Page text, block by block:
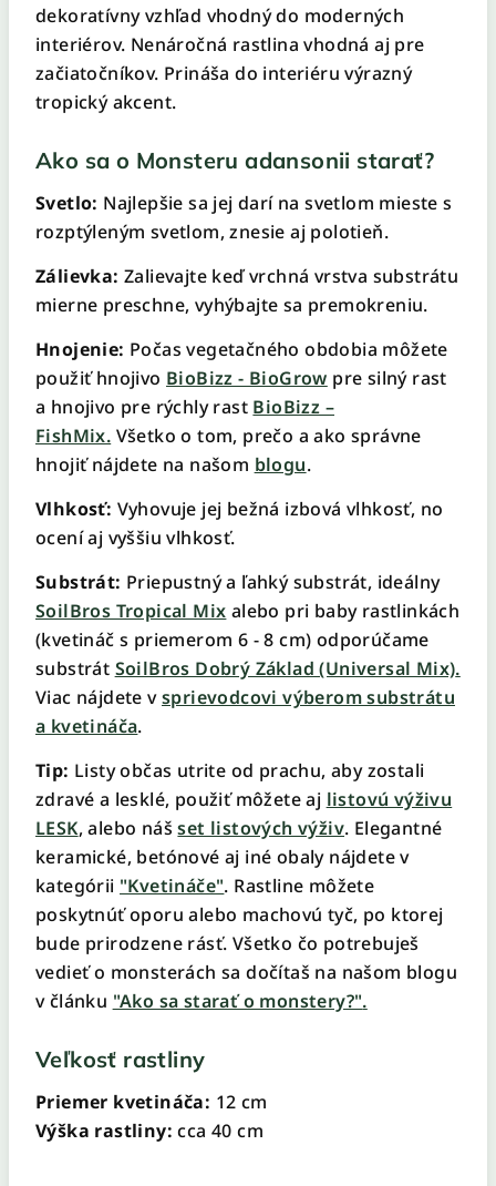
dekoratívny vzhľad vhodný do moderných
interiérov. Nenáročná rastlina vhodná aj pre
začiatočníkov. Prináša do interiéru výrazný
tropický akcent.
Ako sa o Monsteru adansonii starať?
Svetlo: Najlepšie sa jej darí na svetlom mieste s
rozptýleným svetlom, znesie aj polotieň.
Zálievka: Zalievajte keď vrchná vrstva substrátu
mierne preschne, vyhýbajte sa premokreniu.
Hnojenie: Počas vegetačného obdobia môžete
použiť hnojivo BioBizz - BioGrow pre silný rast
a hnojivo pre rýchly rast BioBizz –
FishMix. Všetko o tom, prečo a ako správne
hnojiť nájdete na našom blogu.
Vlhkosť: Vyhovuje jej bežná izbová vlhkosť, no
ocení aj vyššiu vlhkosť.
Substrát: Priepustný a ľahký substrát, ideálny
SoilBros Tropical Mix alebo pri baby rastlinkách
(kvetináč s priemerom 6 - 8 cm) odporúčame
substrát SoilBros Dobrý Základ (Universal Mix).
Viac nájdete vsprievodcovi výberom substrátu
a kvetináča.
Tip: Listy občas utrite od prachu, aby zostali
zdravé a lesklé, použiť môžete aj listovú výživu
LESK, alebo nášset listových výživ. Elegantné
keramické, betónové aj iné obaly nájdete v
kategórii "Kvetináče". Rastline môžete
poskytnúť oporu alebo machovú tyč, po ktorej
bude prirodzene rásť. Všetko čo potrebuješ
vedieť o monsterách sa dočítaš na našom blogu
v článku "Ako sa starať o monstery?".
Veľkosť rastliny
Priemer kvetináča: 12 cm
Výška rastliny: cca 40 cm